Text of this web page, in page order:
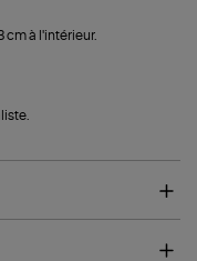
cm à l'intérieur.